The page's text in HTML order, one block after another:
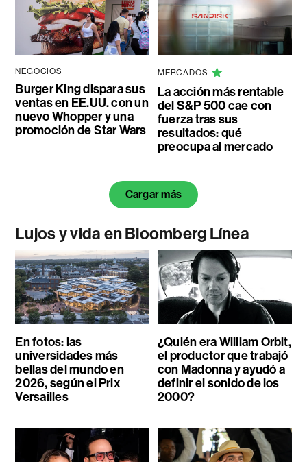
NEGOCIOS
Burger King dispara sus
ventas en EE.UU. con un
nuevo Whopper y una
promoción de Star Wars
MERCADOS
La acción más rentable
del S&P 500 cae con
fuerza tras sus
resultados: qué
preocupa al mercado
Cargar más
Lujos y vida en Bloomberg Línea
En fotos: las
universidades más
bellas del mundo en
2026, según el Prix
Versailles
¿Quién era William Orbit,
el productor que trabajó
con Madonna y ayudó a
definir el sonido de los
2000?